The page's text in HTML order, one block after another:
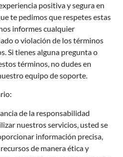
positiva y segura en
te pedimos que respetes estas
informes cualquier
o violación de los términos
Si tienes alguna pregunta o
términos, no dudes en
equipo de soporte.
de la responsabilidad
nuestros servicios, usted se
información precisa,
de manera ética y